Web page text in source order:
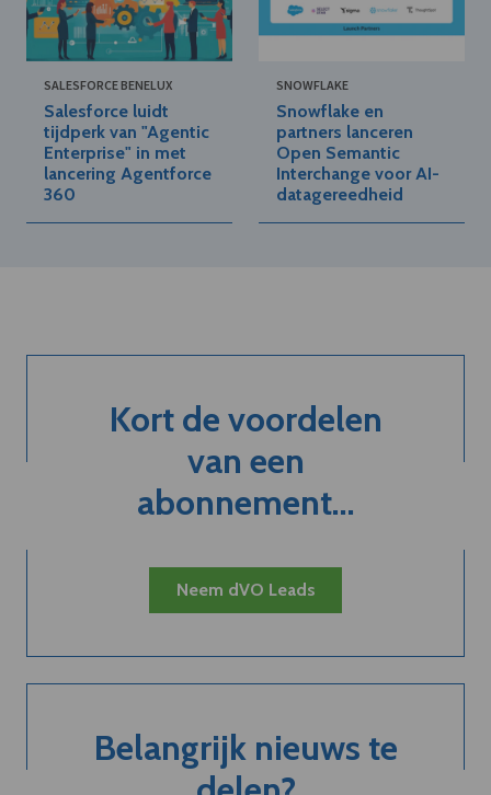
SALESFORCE BENELUX
Salesforce luidt
tijdperk van "Agentic
Enterprise" in met
lancering Agentforce
360
SNOWFLAKE
Snowflake en
partners lanceren
Open Semantic
Interchange voor AI-
datagereedheid
Kort de voordelen
van een
abonnement...
Neem dVO Leads
Belangrijk nieuws te